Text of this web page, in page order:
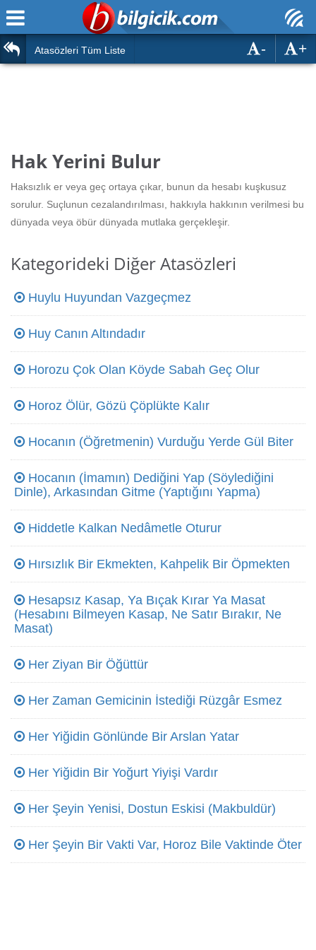
Ana Sayfa
Türk Tarihi & Kültürü
Eğitim
Diğer
Duvar Yazıları
Eğitim Haberleri
Atasözleri Tüm Liste +
-
Hak Yerini Bulur
Haksızlık er veya geç ortaya çıkar, bunun da hesabı kuşkusuz
sorulur. Suçlunun cezalandırılması, hakkıyla hakkının verilmesi bu
dünyada veya öbür dünyada mutlaka gerçekleşir.
Kategorideki Diğer Atasözleri
Huylu Huyundan Vazgeçmez
Huy Canın Altındadır
Horozu Çok Olan Köyde Sabah Geç Olur
Horoz Ölür, Gözü Çöplükte Kalır
Hocanın (Öğretmenin) Vurduğu Yerde Gül Biter
Hocanın (İmamın) Dediğini Yap (Söylediğini
Dinle), Arkasından Gitme (Yaptığını Yapma)
Hiddetle Kalkan Nedâmetle Oturur
Hırsızlık Bir Ekmekten, Kahpelik Bir Öpmekten
Hesapsız Kasap, Ya Bıçak Kırar Ya Masat
(Hesabını Bilmeyen Kasap, Ne Satır Bırakır, Ne
Masat)
Her Ziyan Bir Öğüttür
Her Zaman Gemicinin İstediği Rüzgâr Esmez
Her Yiğidin Gönlünde Bir Arslan Yatar
Her Yiğidin Bir Yoğurt Yiyişi Vardır
Her Şeyin Yenisi, Dostun Eskisi (Makbuldür)
Her Şeyin Bir Vakti Var, Horoz Bile Vaktinde Öter